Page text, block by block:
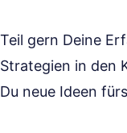
Teil gern Deine
Strategien in den
Du neue Ideen